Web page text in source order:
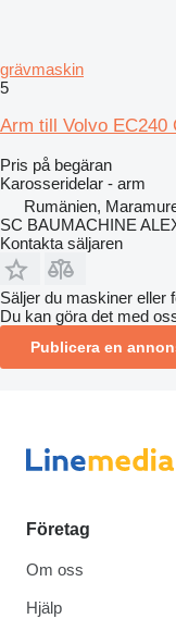
grävmaskin
5
Arm till Volvo EC240
Pris på begäran
Karosseridelar - arm
Rumänien,
SC BAUMACHINE
Kontakta säljaren
Säljer du maskiner eller
Du kan göra det med
Publicera en
Företag
Om oss
Hjälp